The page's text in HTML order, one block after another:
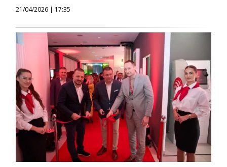
21/04/2026 | 17:35